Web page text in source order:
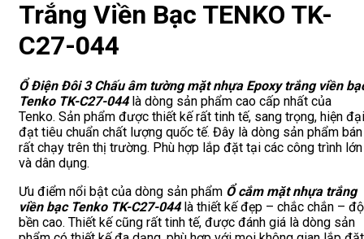
Trắng Viền Bạc TENKO TK-
C27-044
Ổ Điện Đôi 3 Chấu âm tường mặt nhựa Epoxy trắng viền
Tenko TK-C27-044là dòng sản phẩm cao cấp nhất của
Tenko. Sản phẩm được thiết kế rất tinh tế, sang trọng, hiện đại
đạt tiêu chuẩn chất lượng quốc tế. Đây là dòng sản phẩm bán
rất chạy trên thị trường. Phù hợp lắp đặt tại các công trình lớn
và dân dụng.
Ưu điểm nổi bật của dòng sản phẩm Ổcắm mặt nhựa trắng
viền bạc Tenko TK-C27-044là thiết kế đẹp – chắc chắn – độ
bền cao. Thiết kế cũng rất tinh tế, được đánh giá là dòng sản